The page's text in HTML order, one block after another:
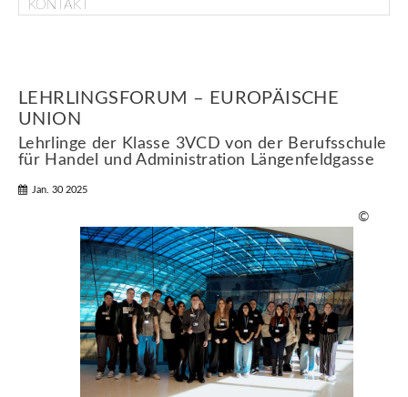
KONTAKT
LEHRLINGSFORUM – EUROPÄISCHE
UNION
Lehrlinge der Klasse 3VCD von der Berufsschule
für Handel und Administration Längenfeldgasse
Jan. 30 2025
©